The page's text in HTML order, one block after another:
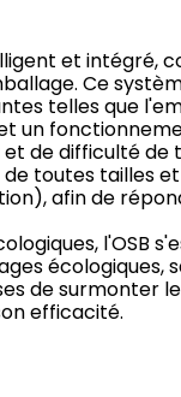
et intégré,
Ce
telles que
difficulté
toutes tailles
afin de
l'OSB
écologiques,
de
efficacité.